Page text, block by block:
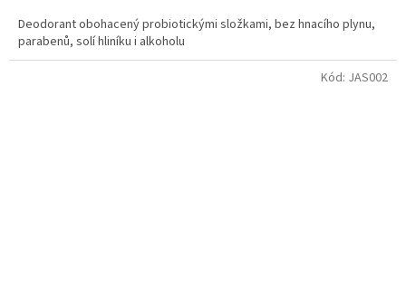
Deodorant obohacený probiotickými složkami, bez hnacího plynu,
parabenů, solí hliníku i alkoholu
Kód: JAS002